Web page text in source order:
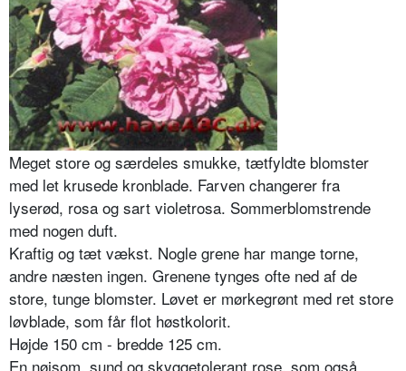
Meget store og særdeles smukke, tætfyldte blomster
med let krusede kronblade. Farven changerer fra
lyserød, rosa og sart violetrosa. Sommerblomstrende
med nogen duft.
Kraftig og tæt vækst. Nogle grene har mange torne,
andre næsten ingen. Grenene tynges ofte ned af de
store, tunge blomster. Løvet er mør­kegrønt med ret store
løvblade, som får flot høstkolorit.
Højde 150 cm - bredde 125 cm.
En nøjsom, sund og skyggetolerant rose, som også